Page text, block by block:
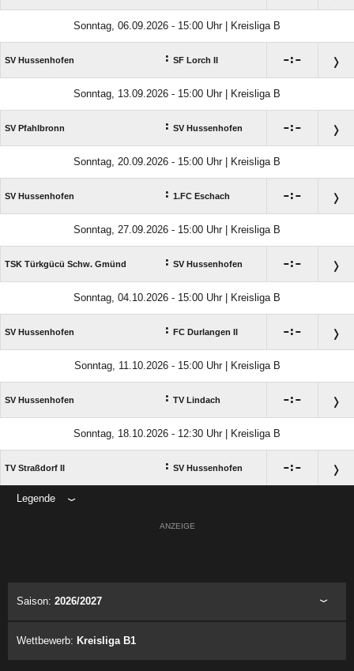
Sonntag, 06.09.2026 - 15:00 Uhr | Kreisliga B
SV Hussenhofen : SF Lorch II :
Sonntag, 13.09.2026 - 15:00 Uhr | Kreisliga B
SV Pfahlbronn : SV Hussenhofen :
Sonntag, 20.09.2026 - 15:00 Uhr | Kreisliga B
SV Hussenhofen : 1.FC Eschach :
Sonntag, 27.09.2026 - 15:00 Uhr | Kreisliga B
TSK Türkgücü Schw. Gmünd : SV Hussenhofen :
Sonntag, 04.10.2026 - 15:00 Uhr | Kreisliga B
SV Hussenhofen : FC Durlangen II :
Sonntag, 11.10.2026 - 15:00 Uhr | Kreisliga B
SV Hussenhofen : TV Lindach :
Sonntag, 18.10.2026 - 12:30 Uhr | Kreisliga B
TV Straßdorf II : SV Hussenhofen :
Legende
ANZEIGE
Saison: 2026/2027
Wettbewerb: Kreisliga B1